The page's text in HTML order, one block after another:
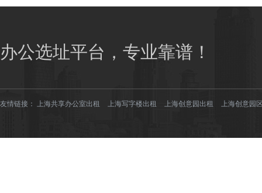
办公选址平台，专业靠谱！
友情链接： 上海共享办公室出租 上海写字楼出租 上海创意园出租 上海创意园